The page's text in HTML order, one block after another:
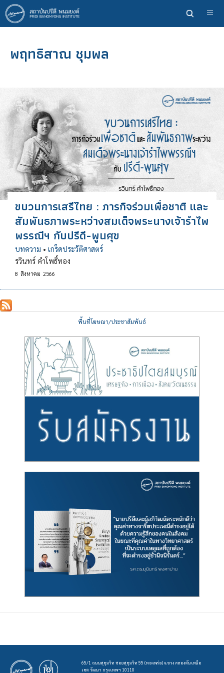
ข้าม
ไป
ยัง
หลักพฤทธิสาณ ชุมพล
ขบวนการเสรีไทย : ภารกิจร่วมเพื่อชาติ และ
สัมพันธภาพระหว่างสมเด็จพระนางเจ้ารำไพ
พรรณีฯ กับปรีดี-พูนศุข
บทความ • เกร็ดประวัติศาสตร์
รวินทร์ คำโพธิ์ทอง
8 สิงหาคม 2566
พื้นที่โฆษณา/ประชาสัมพันธ์
65/1 ถนนสุขุมวิท ซอยสุขุมวิท 55 (ทองหล่อ) แขวง คลองตันเหนือ
เขต วัฒนา กรุงเทพฯ 10110